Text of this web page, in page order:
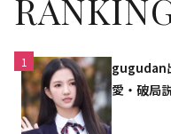
1
gugudan
愛・破局